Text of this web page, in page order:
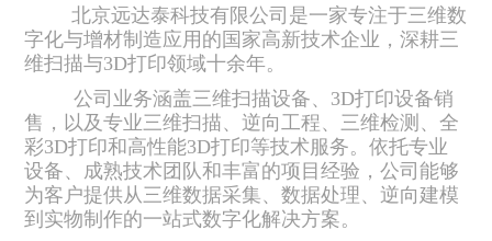
北京远达泰科技有限公司是一家专注于三维数
字化与增材制造应用的国家高新技术企业，深耕三
维扫描与3D打印领域十余年。
公司业务涵盖三维扫描设备、3D打印设备销
售，以及专业三维扫描、逆向工程、三维检测、全
彩3D打印和高性能3D打印等技术服务。依托专业
设备、成熟技术团队和丰富的项目经验，公司能够
为客户提供从三维数据采集、数据处理、逆向建模
到实物制作的一站式数字化解决方案。